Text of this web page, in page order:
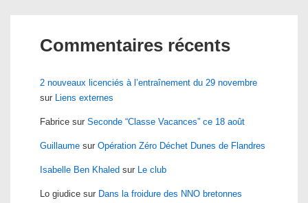
Commentaires récents
2 nouveaux licenciés à l’entraînement du 29 novembre
sur Liens externes
Fabrice sur Seconde “Classe Vacances” ce 18 août
Guillaume sur Opération Zéro Déchet Dunes de Flandres
Isabelle Ben Khaled sur Le club
Lo giudice sur Dans la froidure des NNO bretonnes